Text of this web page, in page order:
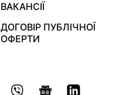
ВАКАНСІЇ
ДОГОВІР ПУБЛІЧНОЇ
ОФЕРТИ